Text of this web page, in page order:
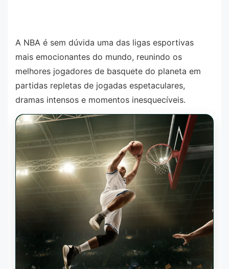
A NBA é sem dúvida uma das ligas esportivas
mais emocionantes do mundo, reunindo os
melhores jogadores de basquete do planeta em
partidas repletas de jogadas espetaculares,
dramas intensos e momentos inesquecíveis.